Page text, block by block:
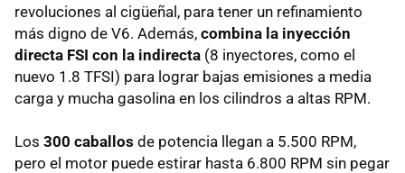
revoluciones al cigüeñal, para tener un refinamiento
más digno de V6. Además, combina la inyección
directa FSI con la indirecta (8 inyectores, como el
nuevo 1.8 TFSI) para lograr bajas emisiones a media
carga y mucha gasolina en los cilindros a altas RPM.
Los 300 caballos de potencia llegan a 5.500 RPM,
pero el motor puede estirar hasta 6.800 RPM sin pegar